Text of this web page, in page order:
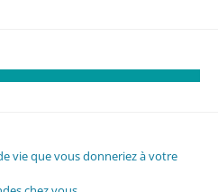
vie que vous donneriez à votre